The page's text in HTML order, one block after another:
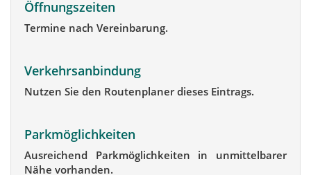
Öffnungszeiten
Termine nach Vereinbarung.
Verkehrsanbindung
Nutzen Sie den Routenplaner dieses Eintrags.
Parkmöglichkeiten
Ausreichend Parkmöglichkeiten in unmittelbarer
Nähe vorhanden.